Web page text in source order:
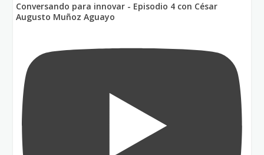
Conversando para innovar - Episodio 4 con César
Augusto Muñoz Aguayo